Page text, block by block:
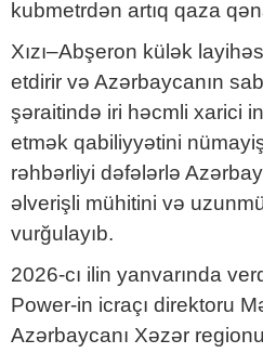
kubmetrdən artıq qaza
Xızı–Abşeron külək
etdirir və Azərbaycanın
şəraitində iri həcmli xarici
etmək qabiliyyətini
rəhbərliyi dəfələrlə
əlverişli mühitini və
vurğulayıb.
2026-cı ilin yanvarında
Power-in icraçı direktoru
Azərbaycanı Xəzər